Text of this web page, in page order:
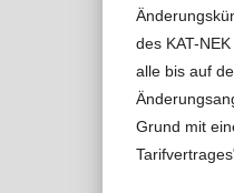
des KAT-
alle bis auf
Grund mit